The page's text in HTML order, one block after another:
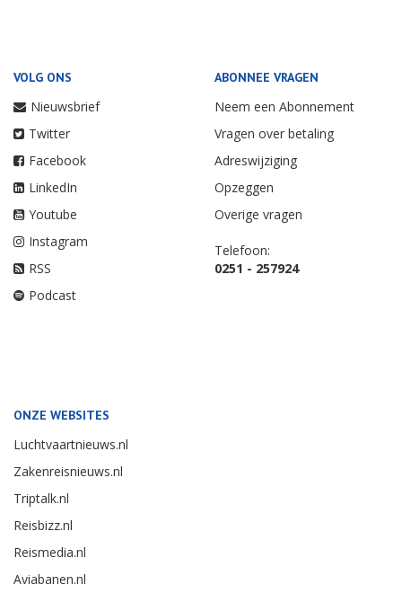
VOLG ONS
Nieuwsbrief
Twitter
Facebook
LinkedIn
Youtube
Instagram
RSS
Podcast
ABONNEE VRAGEN
Neem een Abonnement
Vragen over betaling
Adreswijziging
Opzeggen
Overige vragen
Telefoon:
0251 - 257924
ONZE WEBSITES
Luchtvaartnieuws.nl
Zakenreisnieuws.nl
Triptalk.nl
Reisbizz.nl
Reismedia.nl
Aviabanen.nl